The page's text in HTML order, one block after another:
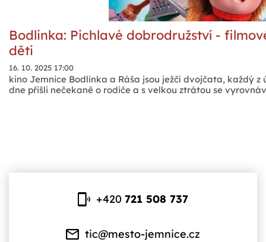
16. 10. 2025 17:00
Bodlinka: Pichlavé dobrodružství -
děti
kino Jemnice Bodlinka a Ráša jsou ježčí dvojčata, každý z
dne přišli nečekaně o rodiče a s velkou ztrátou se
+420721 508 737
tic@mesto-jemnice.cz